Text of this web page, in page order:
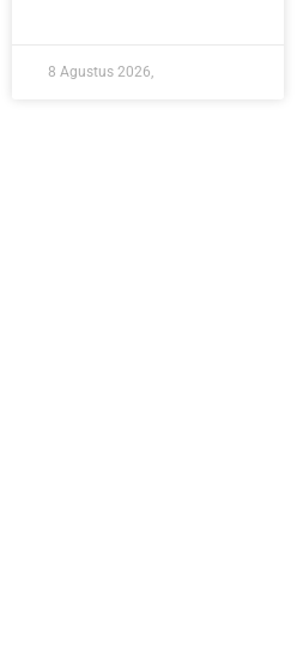
8 Agustus 2026,